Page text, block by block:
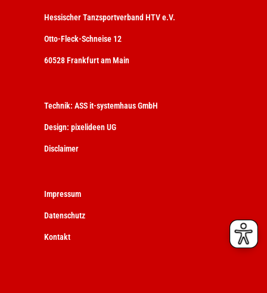
Hessischer Tanzsportverband HTV e.V.
Otto-Fleck-Schneise 12
60528 Frankfurt am Main
Technik: ASS it-systemhaus GmbH
Design: pixelideen UG
Disclaimer
Impressum
Datenschutz
Kontakt